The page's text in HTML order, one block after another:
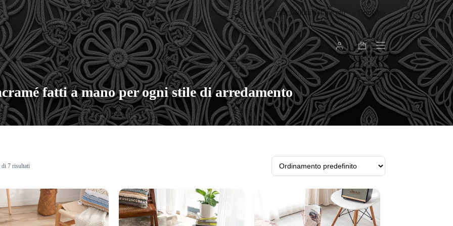
Tracciabilità dei pacchi Contatto
Carrello
fatti a mano per ogni stile di arredamento
di 7 risultati